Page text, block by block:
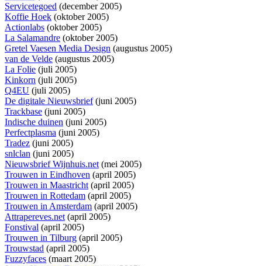
Servicetegoed (december 2005)
Koffie Hoek (oktober 2005)
Actionlabs (oktober 2005)
La Salamandre (oktober 2005)
Gretel Vaesen Media Design (augustus 2005)
van de Velde (augustus 2005)
La Folie (juli 2005)
Kinkorn (juli 2005)
Q4EU (juli 2005)
De digitale Nieuwsbrief(juni 2005)
Trackbase (juni 2005)
Indische duinen (juni 2005)
Perfectplasma (juni 2005)
Tradez (juni 2005)
snlclan (juni 2005)
Nieuwsbrief Wijnhuis.net(mei 2005)
Trouwen in Eindhoven (april 2005)
Trouwen in Maastricht(april 2005)
Trouwen in Rottedam (april 2005)
Trouwen in Amsterdam (april 2005)
Attrapereves.net(april 2005)
Fonstival (april 2005)
Trouwen in Tilburg (april 2005)
Trouwstad (april 2005)
Fuzzyfaces (maart 2005)